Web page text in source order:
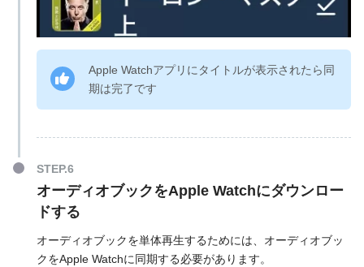
Apple Watchアプリにタイトルが表示されたら同
期は完了です
オーディオブックをApple Watchにダウンロー
ドする
オーディオブックを単体再生するためには、オーディオブッ
クをApple Watchに同期する必要があります。